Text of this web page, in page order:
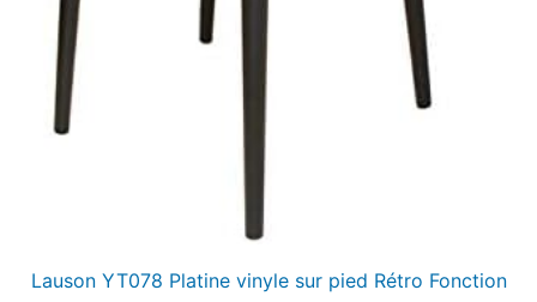
Lauson YT078 Platine vinyle sur pied Rétro Fonction